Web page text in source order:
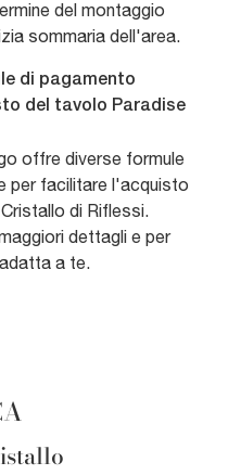
del montaggio
sommaria dell'area.
di pagamento
del tavolo Paradise
offre diverse formule
per facilitare l'acquisto
di Riflessi.
dettagli e per
a te.